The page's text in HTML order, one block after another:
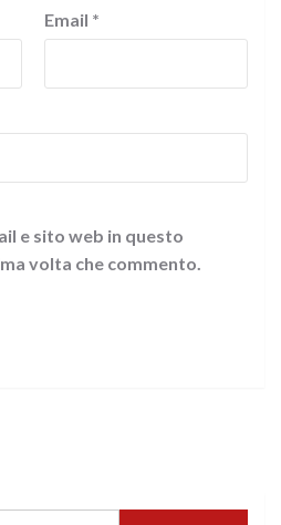
Email *
e sito web in questo
volta che commento.